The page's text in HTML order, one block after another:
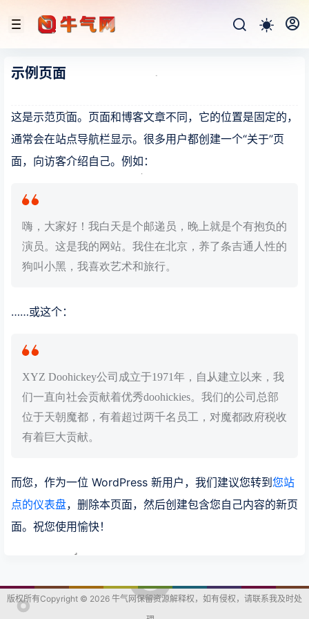
示例页面
这是示范页面。页面和博客文章不同，它的位置是固定的，
通常会在站点导航栏显示。很多用户都创建一个“关于”页
面，向访客介绍自己。例如：
嗨，大家好！我白天是个邮递员，晚上就是个有抱负的
演员。这是我的网站。我住在北京，养了条吉通人性的
狗叫小黑，我喜欢艺术和旅行。
……或这个：
XYZ Doohickey公司成立于1971年，自从建立以来，我
们一直向社会贡献着优秀doohickies。我们的公司总部
位于天朝魔都，有着超过两千名员工，对魔都政府税收
有着巨大贡献。
而您，作为一位 WordPress 新用户，我们建议您转到 您站
点的仪表盘，删除本页面，然后创建包含您自己内容的新页
面。祝您使用愉快！
版权所有Copyright © 2026 牛气网保留资源解释权，如有侵权，请联系我及时处